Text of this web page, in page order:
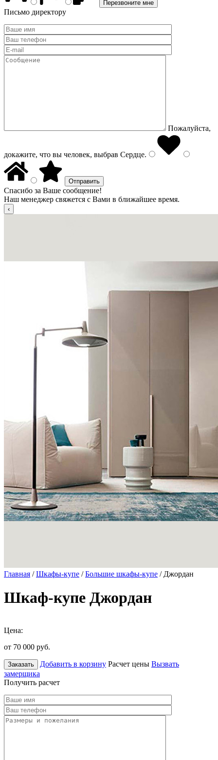
Письмо директору
Пожалуйста,
докажите, что вы человек, выбрав Сердце.
Спасибо за Ваше сообщение!
Наш менеджер свяжется с Вами в ближайшее время.
Главная /Шкафы-купе /Большие шкафы-купе / Джордан
Шкаф-купе Джордан
Цена:
от 70 000 руб.
Заказать Добавить в корзину Расчет цены Вызвать
замерщика
Получить расчет